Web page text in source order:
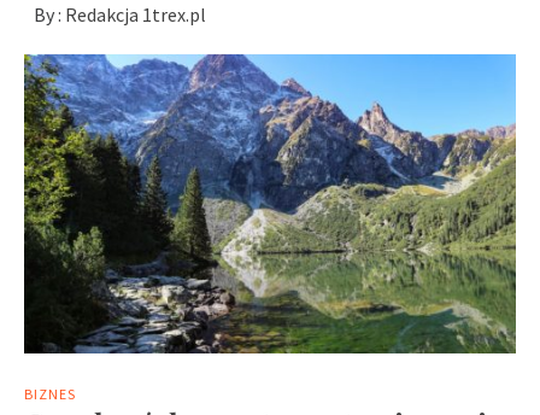
By : Redakcja 1trex.pl
BIZNES